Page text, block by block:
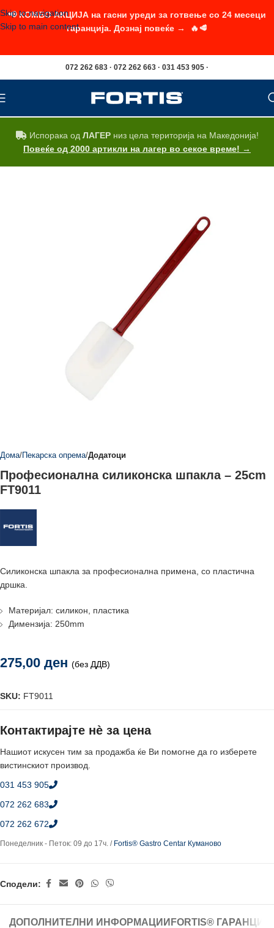
Skip to navigation
Skip to main content
072 262 683 · 072 262 663 · 031 453 905 ·
Испорака од ЛАГЕРниз цела територија на Македонија!
Повеќе од 2000 артикли на лагер во секое време! →
Дома Пекарска опрема Додатоци
Професионална силиконска шпакла – 25cm
FT9011
Силиконска шпакла за професионална примена, со пластична
дршка.
Материјал: силикон, пластика
Димензија: 250mm
275,00 ден (без ДДВ)
SKU: FT9011
Контактирајте нè за цена
Нашиот искусен тим за продажба ќе Ви помогне да го изберете
вистинскиот производ.
031 453 905
072 262 683
072 262 672
Понеделник - Петок: 09 до 17ч. / Fortis® Gastro Centar Куманово
Сподели:
ДОПОЛНИТЕЛНИ ИНФОРМАЦИИ FORTIS®
📢 КОМБО АКЦИЈА на гасни уреди за готвење со 24 месеци
гаранција. Дознај повеќе → 🔥🥩